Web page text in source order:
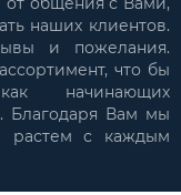
наших клиентов.
и пожелания.
что бы
начинающих
Благодаря Вам мы
растем с каждым